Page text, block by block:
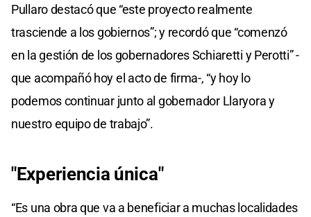
Pullaro destacó que “este proyecto realmente
trasciende a los gobiernos”; y recordó que “comenzó
en la gestión de los gobernadores Schiaretti y Perotti” -
que acompañó hoy el acto de firma-, “y hoy lo
podemos continuar junto al gobernador Llaryora y
nuestro equipo de trabajo”.
"Experiencia única"
“Es una obra que va a beneficiar a muchas localidades